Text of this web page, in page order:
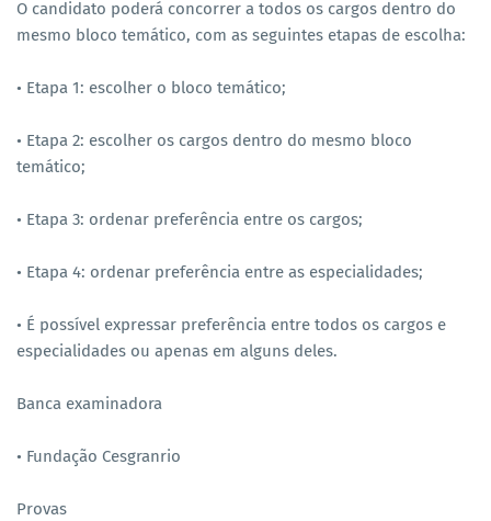
O candidato poderá concorrer a todos os cargos dentro do
mesmo bloco temático, com as seguintes etapas de escolha:
• Etapa 1: escolher o bloco temático;
• Etapa 2: escolher os cargos dentro do mesmo bloco
temático;
• Etapa 3: ordenar preferência entre os cargos;
• Etapa 4: ordenar preferência entre as especialidades;
• É possível expressar preferência entre todos os cargos e
especialidades ou apenas em alguns deles.
Banca examinadora
• Fundação Cesgranrio
Provas